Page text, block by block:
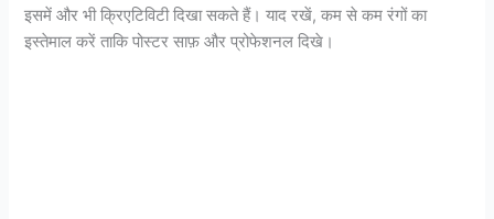
इसमें और भी क्रिएटिविटी दिखा सकते हैं। याद रखें, कम से कम रंगों का
इस्तेमाल करें ताकि पोस्टर साफ़ और प्रोफेशनल दिखे।